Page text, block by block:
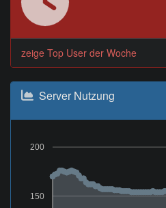
zeige Top User der Woche
Server Nutzung
150
200